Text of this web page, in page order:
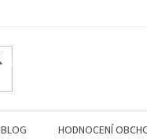
HLEDAT
BLOG HODNOCENÍ